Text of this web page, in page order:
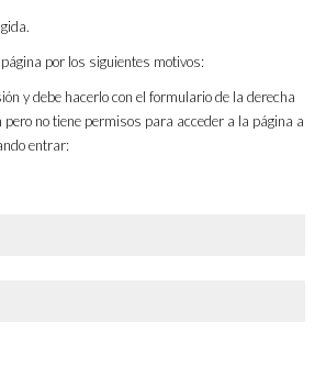
por los siguientes motivos:
y debe hacerlo con el formulario de la derecha
pero no tiene permisos para acceder a la página a
entrar: